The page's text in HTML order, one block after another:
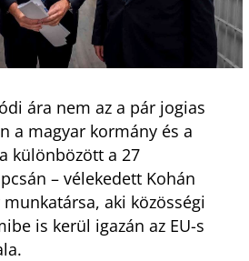
ára nem az a pár jogias
a magyar kormány és a
különbözött a 27
– vélekedett Kohán
aki közösségi
is kerül igazán az EU-s